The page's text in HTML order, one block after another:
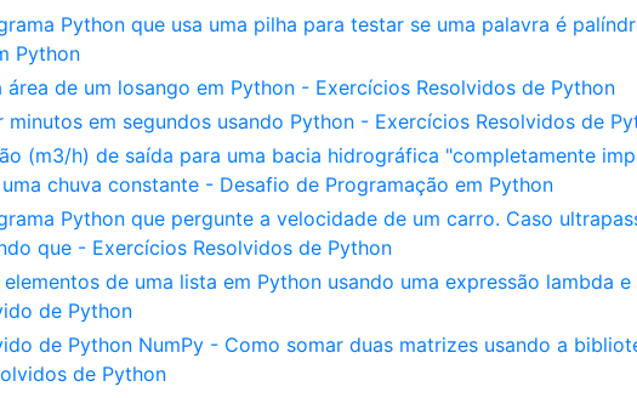
Python que usa uma pilha para testar se uma palavra é
Python
área de um losango em Python - Exercícios Resolvidos de Python
em segundos usando Python - Exercícios Resolvidos de
(m3/h) de saída para uma bacia hidrográfica "completamente
chuva constante - Desafio de Programação em Python
Python que pergunte a velocidade de um carro. Caso
que - Exercícios Resolvidos de Python
de uma lista em Python usando uma expressão lambda
de Python
de Python NumPy - Como somar duas matrizes usando a
de Python